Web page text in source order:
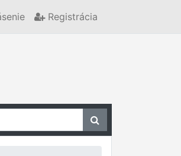
Registrácia